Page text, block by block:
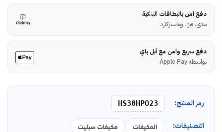
دفع آمن بالبطاقات البنكية
مدى، فيزا، وماستركارد
دفع سريع وآمن مع أبل باي
بواسطة Apple Pay
رمز المنتج: HS30HPO23
التصنيفات: المكيفات مكيفات سبليت